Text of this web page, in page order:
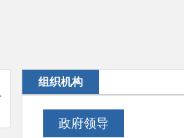
组织机构
政府领导